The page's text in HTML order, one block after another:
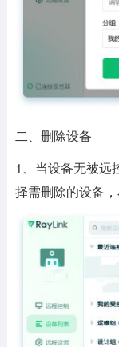
二、删除设备
1、当设备无被远
择需删除的设备